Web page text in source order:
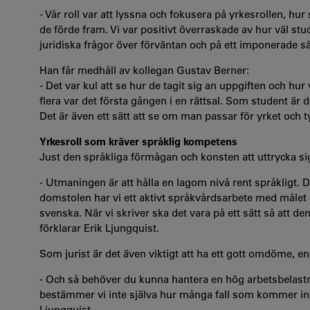
- Vår roll var att lyssna och fokusera på yrkesrollen,
de förde fram. Vi var positivt överraskade av hur väl
juridiska frågor över förväntan och på ett imponerade
Han får medhåll av kollegan Gustav Berner:
- Det var kul att se hur de tagit sig an uppgiften och
flera var det första gången i en rättsal. Som student är
Det är även ett sätt att se om man passar för yrket och
Yrkesroll som kräver språklig kompetens
Just den språkliga förmågan och konsten att uttrycka
- Utmaningen är att hålla en lagom nivå rent språkligt.
domstolen har vi ett aktivt språkvårdsarbete med
svenska. När vi skriver ska det vara på ett sätt så att
förklarar Erik Ljungquist.
Som jurist är det även viktigt att ha ett gott omdöme,
- Och så behöver du kunna hantera en hög
bestämmer vi inte själva hur många fall som kommer